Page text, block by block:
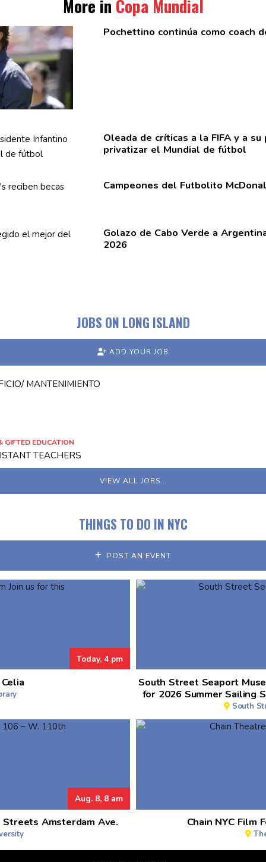
More in Copa Mundial
Pochettino continúa como coach
Oleada de críticas a la FIFA y a
privatizar el Mundial de fútbol
Campeones del Futbolito
Golazo de Cabo Verde a
2026
JOBS ON LONG ISLAND
ADD YOUR JOB
MANTENIMIENTO
GIFTED EDUCATION
TEACHERS
VIEW ALL JOBS…
THINGS TO DO IN NYC
POST AN EVENT
Today, 4 pm
South Street Seaport
for 2026 Summer Sailing
South
Aug. 8, 8 am
Amsterdam Ave. Chain NYC Film